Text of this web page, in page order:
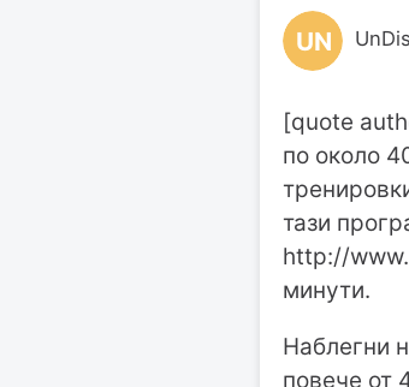
UN
[quote
по около
тази
http://
минути.
Наблегни
повече от